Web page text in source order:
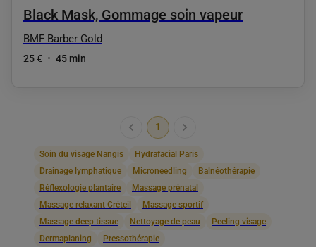
Black Mask, Gommage soin vapeur
BMF Barber Gold
25 € • 45 min
1
Soin du visage Nangis
Hydrafacial Paris
Drainage lymphatique
Microneedling
Balnéothérapie
Réflexologie plantaire
Massage prénatal
Massage relaxant Créteil
Massage sportif
Massage deep tissue
Nettoyage de peau
Peeling visage
Dermaplaning
Pressothérapie